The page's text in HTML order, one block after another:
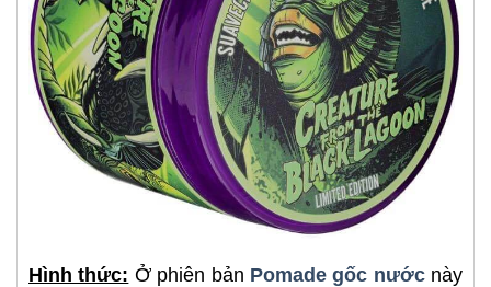
Hình thức: Ở phiên bản Pomade gốc nướcnày